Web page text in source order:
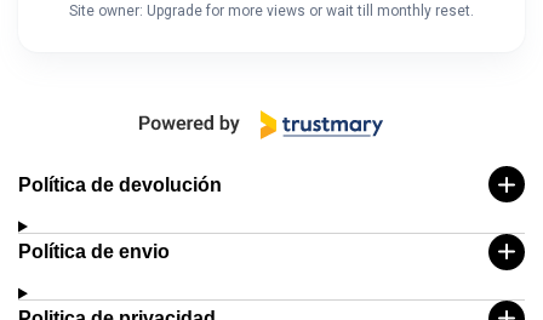
Site owner: Upgrade for more views or wait till monthly reset.
Política de devolución
Política de envio